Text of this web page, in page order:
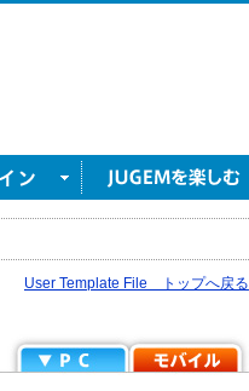
User Template File トップへ戻る